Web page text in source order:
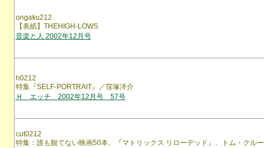
ongaku212
【表紙】THEHIGH-LOWS
音楽と人 2002年12月号
h0212
特集『SELF-PORTRAIT』／窪塚洋介
Ｈ エッチ 2002年12月号 57号
cut0212
特集：誰も観てない映画50本、『マトリックス リローデッド』、トム・クルー